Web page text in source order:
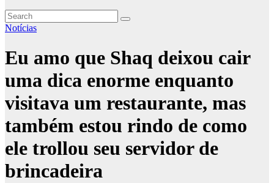
Notícias
Eu amo que Shaq deixou cair
uma dica enorme enquanto
visitava um restaurante, mas
também estou rindo de como
ele trollou seu servidor de
brincadeira